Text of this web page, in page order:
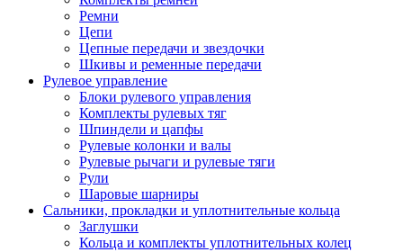
Ремни
Цепи
Цепные передачи и звездочки
Шкивы и ременные передачи
Рулевое управление
Блоки рулевого управления
Комплекты рулевых тяг
Шпиндели и цапфы
Рулевые колонки и валы
Рулевые рычаги и рулевые тяги
Рули
Шаровые шарниры
Сальники, прокладки и уплотнительные кольца
Заглушки
Кольца и комплекты уплотнительных колец